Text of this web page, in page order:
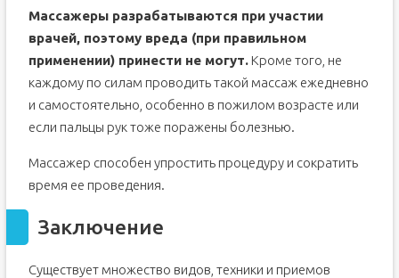
Массажеры разрабатываются при участии
врачей, поэтому вреда (при правильном
применении) принести не могут.Кроме того, не
каждому по силам проводить такой массаж ежедневно
и самостоятельно, особенно в пожилом возрасте или
если пальцы рук тоже поражены болезнью.
Массажер способен упростить процедуру и сократить
время ее проведения.
Заключение
Существует множество видов, техники и приемов